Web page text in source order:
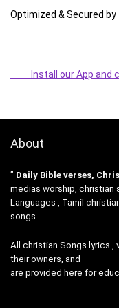
Optimized & Secured by
Install our App and
About
” Daily Bible verses,
medias worship, christian
Languages , Tamil
songs .
All christian Songs lyrics
their owners, and
are provided here for